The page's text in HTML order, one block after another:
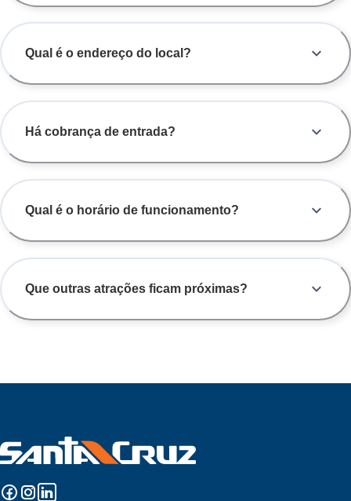
Qual é o endereço do local?
Há cobrança de entrada?
Qual é o horário de funcionamento?
Que outras atrações ficam próximas?